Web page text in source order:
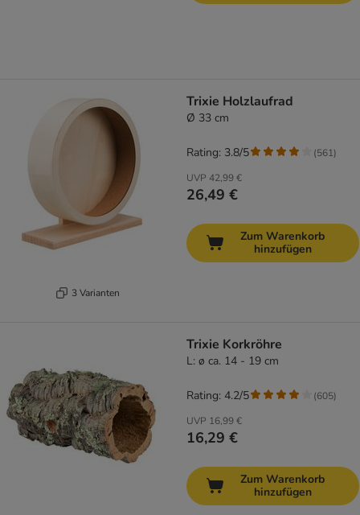
3 Varianten
Trixie Holzlaufrad
Ø 33 cm
UVP 42,99 €
26,49 €
Rating: 3.8/5 (561)
Zum Warenkorb
hinzufügen
Trixie Korkröhre
L: ø ca. 14 - 19 cm
UVP 16,99 €
16,29 €
Rating: 4.2/5 (605)
Zum Warenkorb
hinzufügen